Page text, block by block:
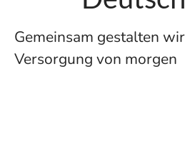
Gemeinsam gestalten
Versorgung von morgen